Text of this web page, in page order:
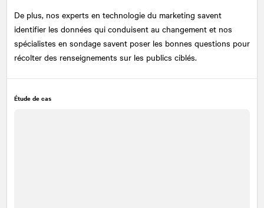
De plus, nos experts en technologie du marketing savent
identifier les données qui conduisent au changement et nos
spécialistes en sondage savent poser les bonnes questions pour
récolter des renseignements sur les publics ciblés.
Étude de cas